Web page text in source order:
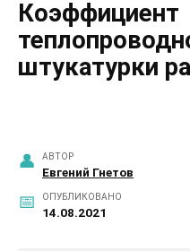
Коэффициент
штукатурки
АВТОР
Евгений Гнетов
ОПУБЛИКОВАНО
14.08.2021